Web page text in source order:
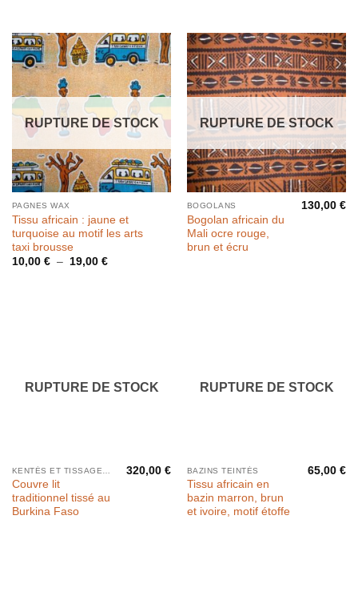
RUPTURE DE STOCK
PAGNES WAX
Tissu africain : jaune et
turquoise au motif les arts
taxi brousse
10,00 € – 19,00 €Plage
RUPTURE DE STOCK
BOGOLANS
Bogolan africain du
Mali ocre rouge,
brun et écru
130,00€
RUPTURE DE STOCK
Couvre lit
traditionnel tissé au
Burkina Faso
320,00€
RUPTURE DE STOCK
BAZINS TEINTÉS
Tissu africain en
bazin marron, brun
et ivoire, motif étoffe
65,00€